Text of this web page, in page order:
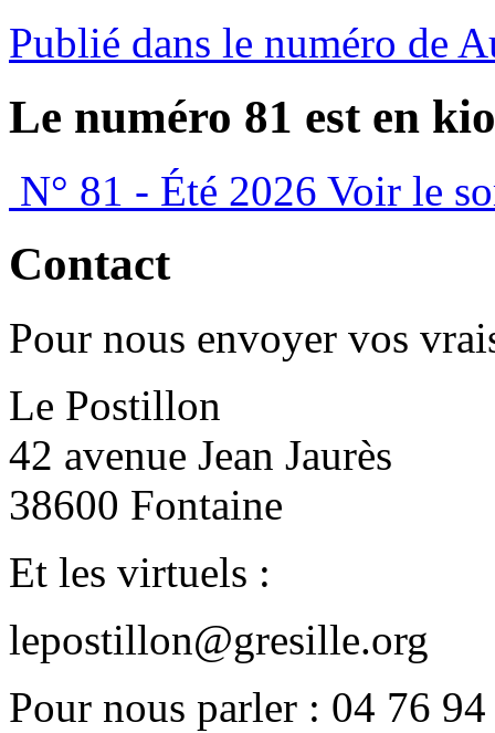
Publié dans le numéro de
Le numéro 81 est en
N° 81 - Été 2026 Voir le
Contact
Pour nous envoyer vos
Le Postillon
42 avenue Jean Jaurès
38600 Fontaine
Et les virtuels :
lepostillon@gresille.org
Pour nous parler : 04 76